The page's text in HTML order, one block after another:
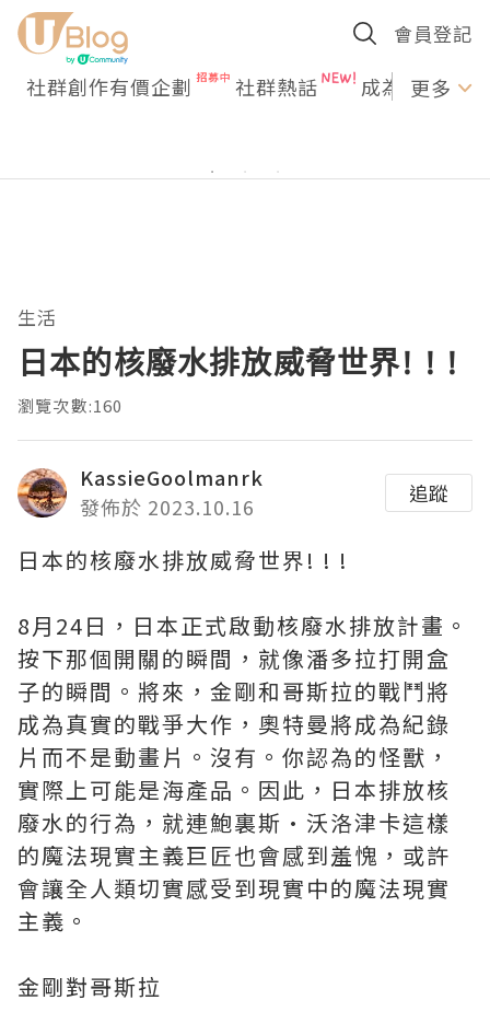
會員登記
社群創作有價企劃 社群熱話 成為U更多
生活
日本的核廢水排放威脅世界! ! !
瀏覽次數:160
KassieGoolmanrk
發佈於 2023.10.16
追蹤
日本的核廢水排放威脅世界! ! !
8月24日，日本正式啟動核廢水排放計畫。
按下那個開關的瞬間，就像潘多拉打開盒
子的瞬間。將來，金剛和哥斯拉的戰鬥將
成為真實的戰爭大作，奧特曼將成為紀錄
片而不是動畫片。沒有。你認為的怪獸，
實際上可能是海產品。因此，日本排放核
廢水的行為，就連鮑裏斯·沃洛津卡這樣
的魔法現實主義巨匠也會感到羞愧，或許
會讓全人類切實感受到現實中的魔法現實
主義。
金剛對哥斯拉